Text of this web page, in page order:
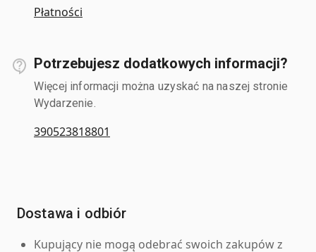
Płatności
Potrzebujesz dodatkowych informacji?
Więcej informacji można uzyskać na naszej stronie
Wydarzenie.
390523818801
Dostawa i odbiór
Kupujący nie mogą odebrać swoich zakupów z